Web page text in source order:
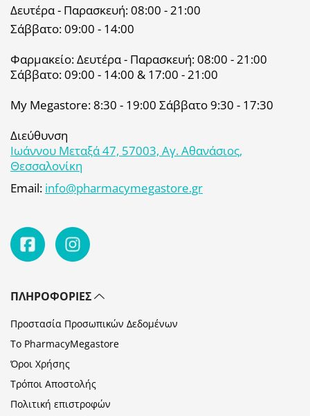
Δευτέρα - Παρασκευή: 08:00 - 21:00
Σάββατο: 09:00 - 14:00
Φαρμακείο: Δευτέρα - Παρασκευή: 08:00 - 21:00
Σάββατο: 09:00 - 14:00 & 17:00 - 21:00
My Megastore: 8:30 - 19:00 Σάββατο 9:30 - 17:30
Διεύθυνση
Ιωάννου Μεταξά 47, 57003, Αγ. Αθανάσιος,
Θεσσαλονίκη
Email: info@pharmacymegastore.gr
ΠΛΗΡΟΦΟΡΊΕΣ
Προστασία Προσωπικών Δεδομένων
Το PharmacyMegastore
Όροι Χρήσης
Τρόποι Αποστολής
Πολιτική επιστροφών